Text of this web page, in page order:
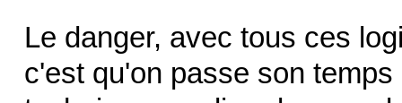
Le danger, avec tous ces
c'est qu'on passe son